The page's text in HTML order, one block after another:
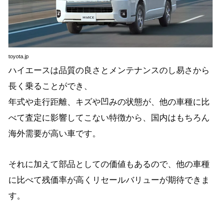
toyota.jp
ハイエースは品質の良さとメンテナンスのし易さから
長く乗ることができ、
年式や走行距離、キズや凹みの状態が、他の車種に比
べて査定に影響してこない特徴から、国内はもちろん
海外需要が高い車です。
それに加えて部品としての価値もあるので、他の車種
に比べて残価率が高くリセールバリューが期待できま
す。